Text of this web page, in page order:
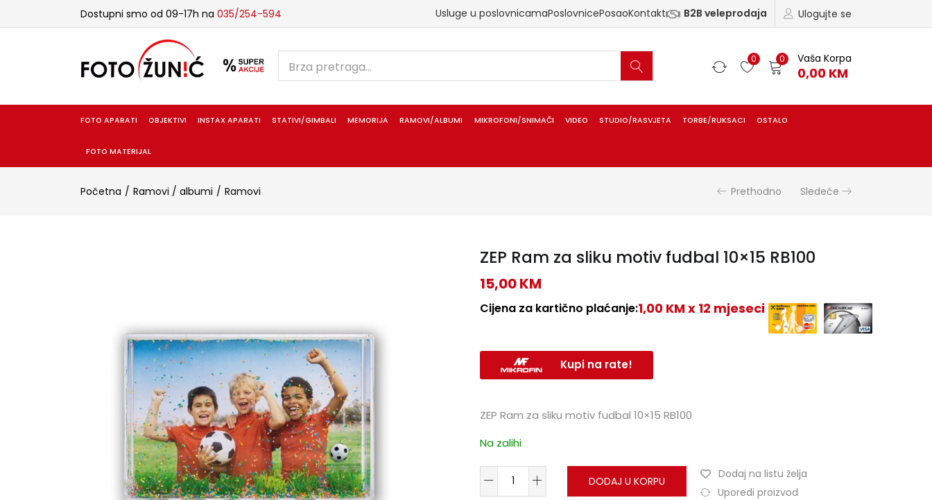
Dostupni smo od 09-17h na 035/254-594 Ulogujte se
Usluge u poslovnicamaPoslovnicePosaoKontakt B2B veleprodaja
0 0 Vaša Korpa
0,00 KM
FOTO APARATI OBJEKTIVI INSTAX APARATI STATIVI/GIMBALI MEMORIJA RAMOVI/ALBUMI MIKROFONI/SNIMAČI VIDEO STUDIO/RASVJETA TORBE/RUKSACI OSTALO
FOTO MATERIJAL
Početna Ramovi / albumi Ramovi Prethodno Sledeće
ZEP Ram za sliku motiv fudbal 10×15 RB100
15,00KM
Cijena za kartično plaćanje:1,00 KM x 12 mjeseci
Kupi na rate!
ZEP Ram za sliku motiv fudbal 10×15 RB100
Na zalihi
DODAJ U KORPU
Dodaj na listu želja
Uporedi proizvod